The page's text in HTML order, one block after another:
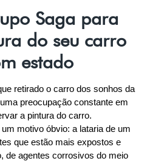
Saga para
do seu carro
estado
retirado o carro dos sonhos da
preocupação constante em
a pintura do carro.
motivo óbvio: a lataria de um
que estão mais expostos e
de agentes corrosivos do meio